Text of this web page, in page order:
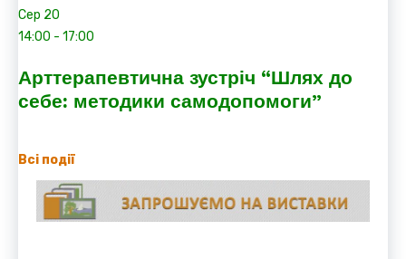
Сер 20
14:00 - 17:00
Арттерапевтична зустріч “Шлях до
себе: методики самодопомоги”
Всі події